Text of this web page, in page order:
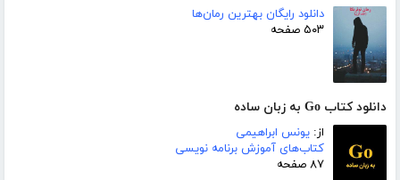
دانلود رایگان بهترین رمان‌ها
۵۰۳ صفحه
دانلود کتاب Go به زبان ساده
از: یونس ابراهیمی
کتاب‌های آموزش برنامه نویسی
۸۷ صفحه